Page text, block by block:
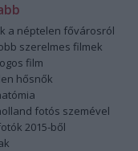
a néptelen fővárosról
szerelmes filmek
film
hősnők
fotós szemével
2015-ből